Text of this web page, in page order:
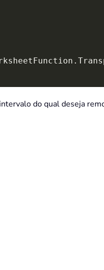
.
do qual deseja